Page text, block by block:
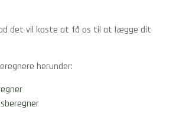
det vil koste at få os til at lægge dit
herunder: